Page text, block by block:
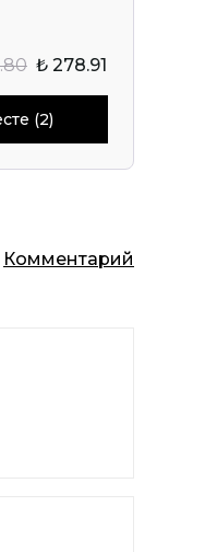
₺ 278.91
(2)
Комментарий